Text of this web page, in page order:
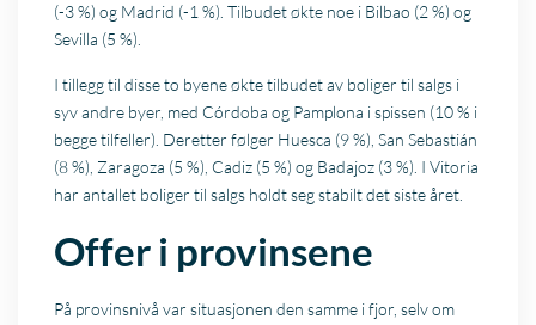
(-3 %) og Madrid (-1 %). Tilbudet økte noe i Bilbao (2 %) og
Sevilla (5 %).
I tillegg til disse to byene økte tilbudet av boliger til salgs i
syv andre byer, med Córdoba og Pamplona i spissen (10 % i
begge tilfeller). Deretter følger Huesca (9 %), San Sebastián
(8 %), Zaragoza (5 %), Cadiz (5 %) og Badajoz (3 %). I Vitoria
har antallet boliger til salgs holdt seg stabilt det siste året.
Offer i provinsene
På provinsnivå var situasjonen den samme i fjor, selv om